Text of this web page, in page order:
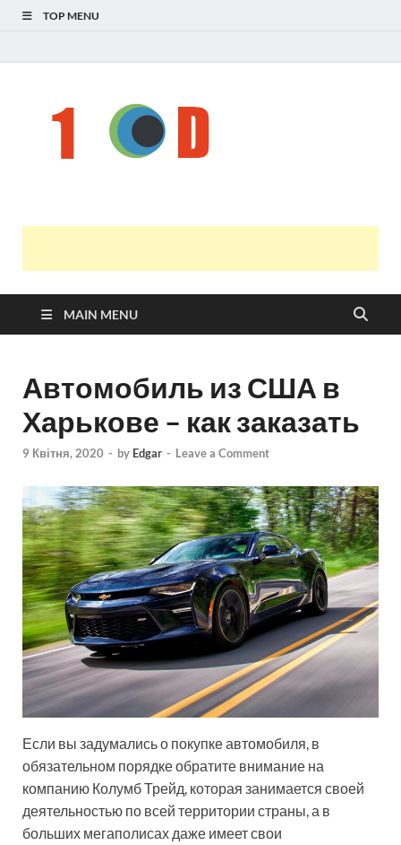
TOP MENU
MAIN MENU
Автомобиль из США в
Харькове – как заказать
9 Квітня, 2020 - by Edgar - Leave a Comment
Если вы задумались о покупке автомобиля, в
обязательном порядке обратите внимание на
компанию Колумб Трейд, которая занимается своей
деятельностью по всей территории страны, а в
больших мегаполисах даже имеет свои